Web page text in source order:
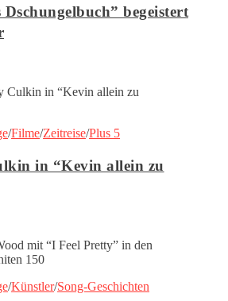
Dschungelbuch” begeistert
/Filme/Zeitreise/Plus 5
in “Kevin allein zu
/Künstler/Song-Geschichten